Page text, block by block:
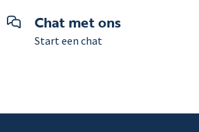
Chat met ons
Start een chat